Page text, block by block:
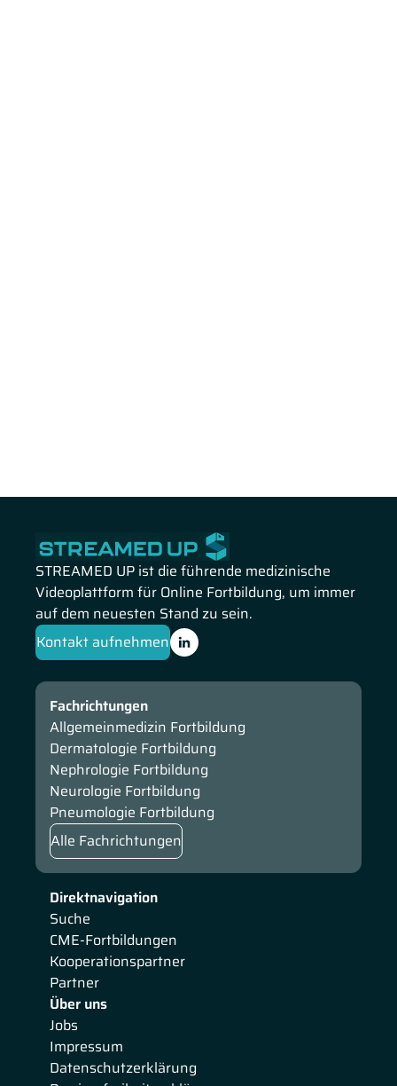
STREAMED UP ist die führende medizinische
Videoplattform für Online Fortbildung, um immer
auf dem neuesten Stand zu sein.
Kontakt aufnehmen
Direktnavigation
Suche
CME-Fortbildungen
Kooperationspartner
Partner
Über uns
Jobs
Impressum
Datenschutzerklärung
Fachrichtungen
Allgemeinmedizin Fortbildung
Dermatologie Fortbildung
Nephrologie Fortbildung
Neurologie Fortbildung
Pneumologie Fortbildung
Alle Fachrichtungen